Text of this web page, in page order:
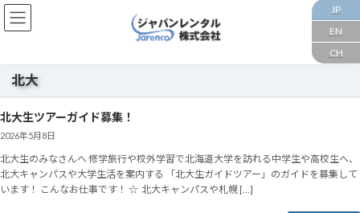
コ
ン
キ
ッ
プ
ナ
ビ
に
移
動
JP
EN
CH
北大
北大生ツアーガイド募集！
2026年5月8日
北大生のみなさんへ 修学旅行や校外学習で北海道大学を訪れる中学生や高校生へ、
北大キャンパスや大学生活を案内する 「北大生ガイドツアー」のガイドを募集して
います！ こんなお仕事です！ ☆ 北大キャンパスや札幌 […]